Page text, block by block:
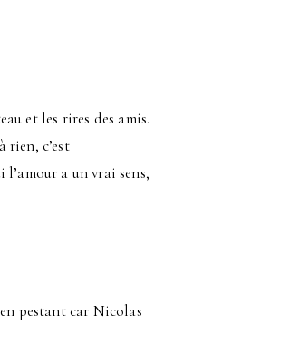
et les rires des amis.
rien, c’est
l’amour a un vrai sens,
pestant car Nicolas